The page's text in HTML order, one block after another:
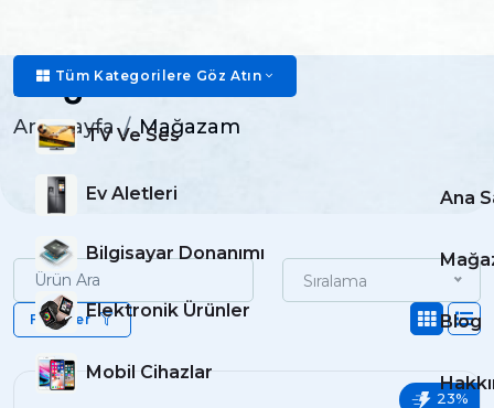
Tüm Kategorilere Göz Atın
TV Ve Ses
Ev Aletleri
Bilgisayar Donanımı
Elektronik Ürünler
Mobil Cihazlar
Ana
Blog
Mağazam
Ana Sayfa Mağazam
Sıralama
Filtreler
23%